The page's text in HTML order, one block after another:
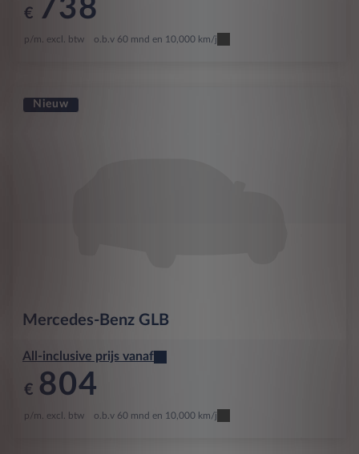
€ 738
p/m. excl. btw o.b.v 60 mnd en 10,000 km/j
Nieuw
Mercedes-Benz GLB
All-inclusive prijs vanaf
€ 804
p/m. excl. btw o.b.v 60 mnd en 10,000 km/j